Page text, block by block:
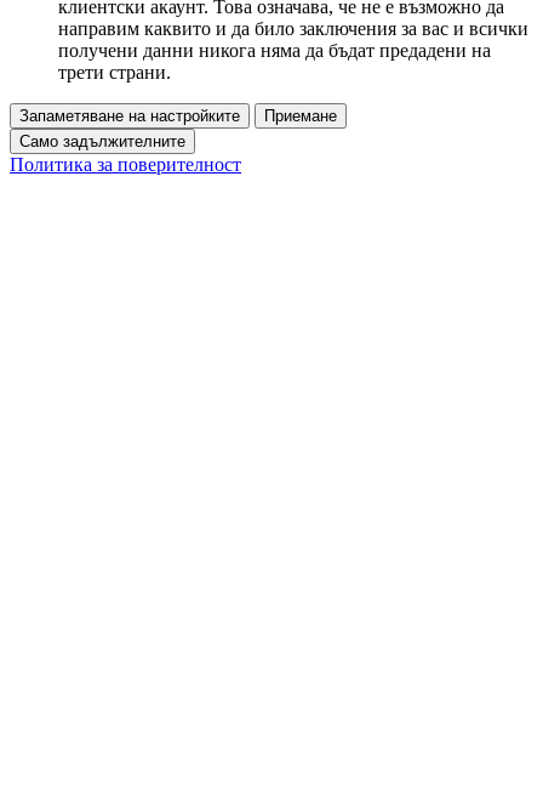
клиентски акаунт. Това означава, че не е възможно да
направим каквито и да било заключения за вас и всички
получени данни никога няма да бъдат предадени на
трети страни.
Запаметяване на настройките
Приемане
Само задължителните
Политика за поверителност